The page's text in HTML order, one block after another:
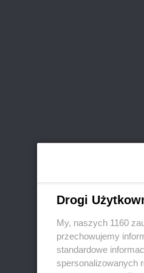
Drogi
My, naszych 1160
przechowujemy
standardowe
spersonalizowanych